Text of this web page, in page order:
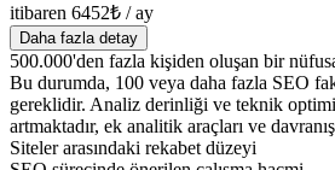
itibaren 6452₺ / ay
Daha fazla detay
500.000'den fazla kişiden oluşan bir nüfusa
Bu durumda, 100 veya daha fazla SEO
gereklidir. Analiz derinliği ve teknik
artmaktadır, ek analitik araçları ve
Siteler arasındaki rekabet düzeyi